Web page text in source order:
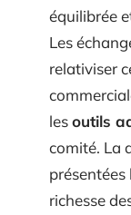
équilibrée
Les
relativiser
lesoutils
comité. La
présentées
richesse